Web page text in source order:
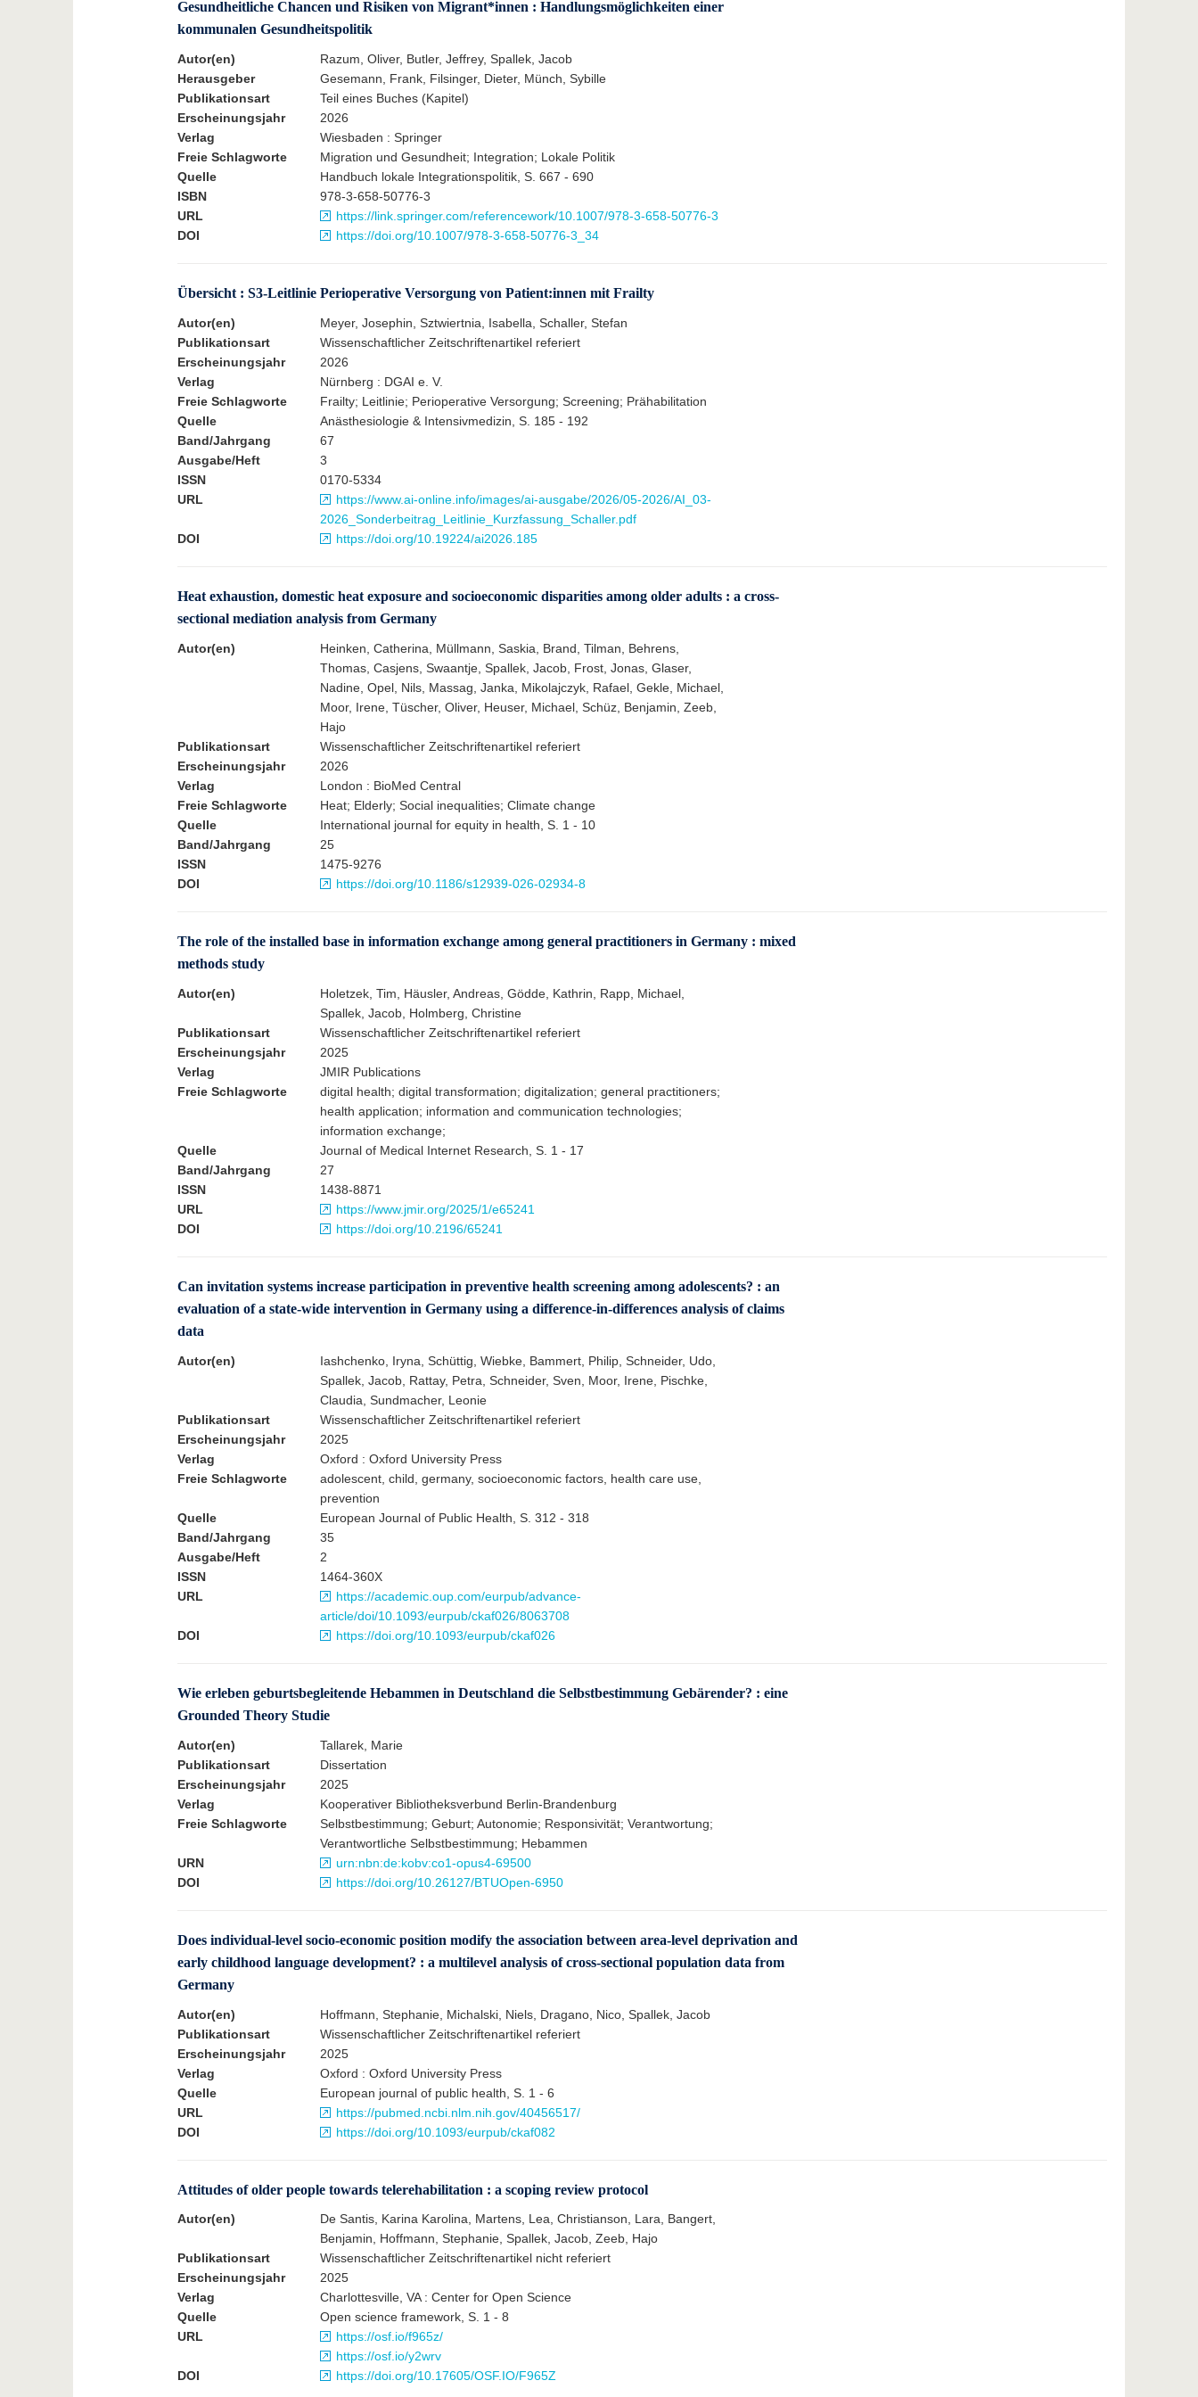
Gesundheitliche Chancen und Risiken von Migrant*innen : Handlungsmöglichkeiten einer
kommunalen Gesundheitspolitik
Autor(en)
Razum, Oliver, Butler, Jeffrey, Spallek, Jacob
Herausgeber
Gesemann, Frank, Filsinger, Dieter, Münch, Sybille
Publikationsart
Teil eines Buches (Kapitel)
Erscheinungsjahr
2026
Verlag
Wiesbaden : Springer
Freie Schlagworte
Migration und Gesundheit; Integration; Lokale Politik
Quelle
Handbuch lokale Integrationspolitik, S. 667 - 690
ISBN
978-3-658-50776-3
URL
https://link.springer.com/referencework/10.1007/978-3-658-50776-3
DOI
https://doi.org/10.1007/978-3-658-50776-3_34
Übersicht : S3-Leitlinie Perioperative Versorgung von Patient:innen mit Frailty
Autor(en)
Meyer, Josephin, Sztwiertnia, Isabella, Schaller, Stefan
Publikationsart
Wissenschaftlicher Zeitschriftenartikel referiert
Erscheinungsjahr
2026
Verlag
Nürnberg : DGAI e. V.
Freie Schlagworte
Frailty; Leitlinie; Perioperative Versorgung; Screening; Prähabilitation
Quelle
Anästhesiologie & Intensivmedizin, S. 185 - 192
Band/Jahrgang
67
Ausgabe/Heft
3
ISSN
0170-5334
URL
https://www.ai-online.info/images/ai-ausgabe/2026/05-2026/AI_03-
2026_Sonderbeitrag_Leitlinie_Kurzfassung_Schaller.pdf
DOI
https://doi.org/10.19224/ai2026.185
Heat exhaustion, domestic heat exposure and socioeconomic disparities among older adults : a cross-
sectional mediation analysis from Germany
Autor(en)
Heinken, Catherina, Müllmann, Saskia, Brand, Tilman, Behrens,
Thomas, Casjens, Swaantje, Spallek, Jacob, Frost, Jonas, Glaser,
Nadine, Opel, Nils, Massag, Janka, Mikolajczyk, Rafael, Gekle, Michael,
Moor, Irene, Tüscher, Oliver, Heuser, Michael, Schüz, Benjamin, Zeeb,
Hajo
Publikationsart
Wissenschaftlicher Zeitschriftenartikel referiert
Erscheinungsjahr
2026
Verlag
London : BioMed Central
Freie Schlagworte
Heat; Elderly; Social inequalities; Climate change
Quelle
International journal for equity in health, S. 1 - 10
Band/Jahrgang
25
ISSN
1475-9276
DOI
https://doi.org/10.1186/s12939-026-02934-8
The role of the installed base in information exchange among general practitioners in Germany : mixed
methods study
Autor(en)
Holetzek, Tim, Häusler, Andreas, Gödde, Kathrin, Rapp, Michael,
Spallek, Jacob, Holmberg, Christine
Publikationsart
Wissenschaftlicher Zeitschriftenartikel referiert
Erscheinungsjahr
2025
Verlag
JMIR Publications
Freie Schlagworte
digital health; digital transformation; digitalization; general practitioners;
health application; information and communication technologies;
information exchange;
Quelle
Journal of Medical Internet Research, S. 1 - 17
Band/Jahrgang
27
ISSN
1438-8871
URL
https://www.jmir.org/2025/1/e65241
DOI
https://doi.org/10.2196/65241
Can invitation systems increase participation in preventive health screening among adolescents? : an
evaluation of a state-wide intervention in Germany using a difference-in-differences analysis of claims
data
Autor(en)
Iashchenko, Iryna, Schüttig, Wiebke, Bammert, Philip, Schneider, Udo,
Spallek, Jacob, Rattay, Petra, Schneider, Sven, Moor, Irene, Pischke,
Claudia, Sundmacher, Leonie
Publikationsart
Wissenschaftlicher Zeitschriftenartikel referiert
Erscheinungsjahr
2025
Verlag
Oxford : Oxford University Press
Freie Schlagworte
adolescent, child, germany, socioeconomic factors, health care use,
prevention
Quelle
European Journal of Public Health, S. 312 - 318
Band/Jahrgang
35
Ausgabe/Heft
2
ISSN
1464-360X
URL
https://academic.oup.com/eurpub/advance-
article/doi/10.1093/eurpub/ckaf026/8063708
DOI
https://doi.org/10.1093/eurpub/ckaf026
Wie erleben geburtsbegleitende Hebammen in Deutschland die Selbstbestimmung Gebärender? : eine
Grounded Theory Studie
Autor(en)
Tallarek, Marie
Publikationsart
Dissertation
Erscheinungsjahr
2025
Verlag
Kooperativer Bibliotheksverbund Berlin-Brandenburg
Freie Schlagworte
Selbstbestimmung; Geburt; Autonomie; Responsivität; Verantwortung;
Verantwortliche Selbstbestimmung; Hebammen
URN
urn:nbn:de:kobv:co1-opus4-69500
DOI
https://doi.org/10.26127/BTUOpen-6950
Does individual-level socio-economic position modify the association between area-level deprivation and
early childhood language development? : a multilevel analysis of cross-sectional population data from
Germany
Autor(en)
Hoffmann, Stephanie, Michalski, Niels, Dragano, Nico, Spallek, Jacob
Publikationsart
Wissenschaftlicher Zeitschriftenartikel referiert
Erscheinungsjahr
2025
Verlag
Oxford : Oxford University Press
Quelle
European journal of public health, S. 1 - 6
URL
https://pubmed.ncbi.nlm.nih.gov/40456517/
DOI
https://doi.org/10.1093/eurpub/ckaf082
Attitudes of older people towards telerehabilitation : a scoping review protocol
Autor(en)
De Santis, Karina Karolina, Martens, Lea, Christianson, Lara, Bangert,
Benjamin, Hoffmann, Stephanie, Spallek, Jacob, Zeeb, Hajo
Publikationsart
Wissenschaftlicher Zeitschriftenartikel nicht referiert
Erscheinungsjahr
2025
Verlag
Charlottesville, VA : Center for Open Science
Quelle
Open science framework, S. 1 - 8
URL
https://osf.io/f965z/
https://osf.io/y2wrv
DOI
https://doi.org/10.17605/OSF.IO/F965Z